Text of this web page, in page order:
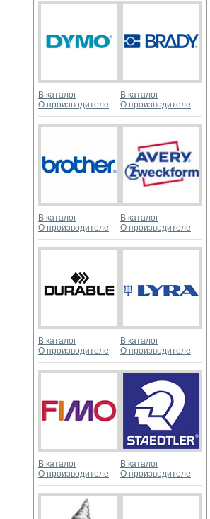
В каталог
О производителе
В каталог
О производителе
В каталог
О производителе
В каталог
О производителе
В каталог
О производителе
В каталог
О производителе
В каталог
О производителе
В каталог
О производителе